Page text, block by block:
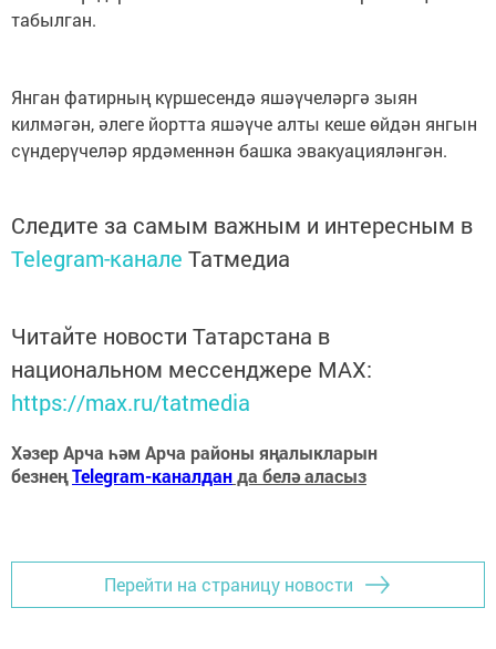
табылган.
Янган фатирның күршесендә яшәүчеләргә зыян
килмәгән, әлеге йортта яшәүче алты кеше өйдән янгын
сүндерүчеләр ярдәменнән башка эвакуацияләнгән.
Следите за самым важным и интересным в
Telegram-канале Татмедиа
Читайте новости Татарстана в
национальном мессенджере MАХ:
https://max.ru/tatmedia
Хәзер Арча һәм Арча районы яңалыкларын
безнеңTelegram-каналданда белә аласыз
Перейти на страницу новости